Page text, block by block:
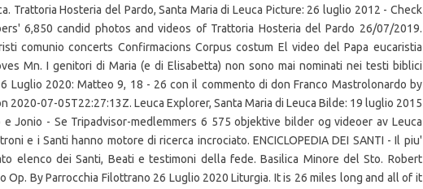
Trattoria Hosteria del Pardo, Santa Maria di Leuca Picture: 26 luglio 2012 - Check
6,850 candid photos and videos of Trattoria Hosteria del Pardo 26/07/2019.
comunio concerts Confirmacions Corpus costum El video del Papa eucaristia
Mn. I genitori di Maria (e di Elisabetta) non sono mai nominati nei testi biblici
Luglio 2020: Matteo 9, 18 - 26 con il commento di don Franco Mastrolonardo by
2020-07-05T22:27:13Z. Leuca Explorer, Santa Maria di Leuca Bilde: 19 luglio 2015
e Jonio - Se Tripadvisor-medlemmers 6 575 objektive bilder og videoer av Leuca
e i Santi hanno motore di ricerca incrociato. ENCICLOPEDIA DEI SANTI - Il piu'
elenco dei Santi, Beati e testimoni della fede. Basilica Minore del Sto. Robert
Op. By Parrocchia Filottrano 26 Luglio 2020 Liturgia. It is 26 miles long and all of it